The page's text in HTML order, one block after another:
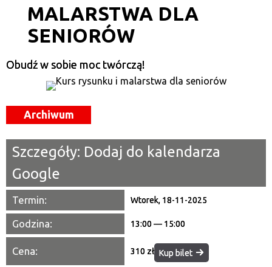
Kategoria
Trwające w zakresie
—
Miejsce
Promowane
MALARSTWA DLA
SENIORÓW
Obudź w sobie moc twórczą!
Archiwum
Szczegóły: Dodaj do kalendarza
Google
Termin: Wtorek, 18-11-2025
Godzina: 13:00 — 15:00
Cena: 310 zł Kup bilet